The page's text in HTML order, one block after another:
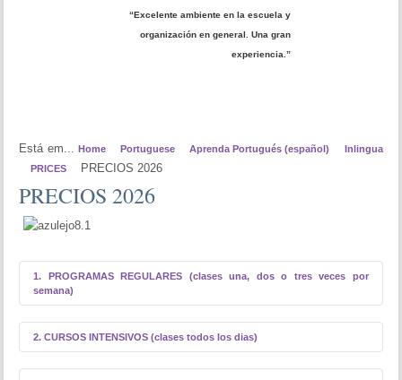
“Excelente ambiente en la escuela y
organización en general. Una gran
experiencia.”
Está em... Home Portuguese Aprenda Portugués (español)
Inlingua
PRICES
PRECIOS 2026
PRECIOS 2026
1. PROGRAMAS REGULARES (clases una, dos o tres veces por
semana)
2. CURSOS INTENSIVOS (clases todos los dias)